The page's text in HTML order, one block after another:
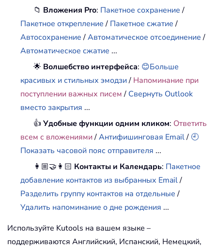
📁 Вложения Pro: Пакетное сохранение/
Пакетное открепление/ Пакетное сжатие/
Автосохранение/Автоматическое отсоединение/
Автоматическое сжатие ...
🌟 Волшебство интерфейса: 😊Больше
красивых и стильных эмодзи/ Напоминание при
поступлении важных писем/ Свернуть Outlook
вместо закрытия ...
👍Удобные функции одним кликом: Ответить
всем с вложениями /Антифишинговая Email/ 🕘
Показать часовой пояс отправителя ...
👩🏼‍🤝‍👩🏻 Контакты и Календарь: Пакетное
добавление контактов из выбранных Email/
Разделить группу контактов на отдельные/
Удалить напоминание о дне рождения ...
Используйте Kutools на вашем языке –
поддерживаются Английский, Испанский, Немецкий,